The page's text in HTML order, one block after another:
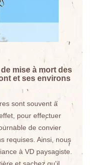
mise à mort des
et ses environs
sont souvent à
pour effectuer
de convier
requises. Ainsi, nous
à VD paysagiste.